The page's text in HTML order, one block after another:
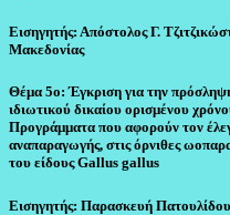
Εισηγητής: Απόστολος Γ.
Μακεδονίας
Θέμα 5ο: Έγκριση για την
ιδιωτικού δικαίου ορισμένου
Προγράμματα που αφορούν τον
αναπαραγωγής, στις όρνιθες
του είδους Gallus gallus
Εισηγητής: Παρασκευή